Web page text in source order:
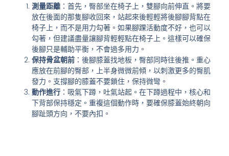
測量距離：首先，臀部坐在椅子上，雙腳向前伸直。將要
放在後面的那隻腳收回來，站起來後輕輕將後腳腳背點在
椅子上，而不是用力勾著。如果腳踝活動度不好，也可以
勾著，但建議盡量讓腳背輕輕點在椅子上。這樣可以確保
後腳只是輔助平衡，不會過多用力。
保持骨盆朝前：後腳膝蓋找地板，臀部同時往後推。重心
應放在前腳的臀部，上半身微微前傾，以刺激更多的臀肌
發力。支撐腳的膝蓋不要鎖住，保持微彎。
動作進行：吸氣下蹲，吐氣站起。在下蹲過程中，核心和
下背部保持穩定。重複這個動作時，要確保膝蓋始終朝向
腳趾頭方向，不要內扣。